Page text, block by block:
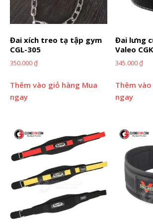
Đai xích treo tạ tập gym
CGL-305
350.000₫
Thêm vào giỏ hàng Mua
ngay
Đai lưng
Valeo
345.000₫
Thêm
ngay